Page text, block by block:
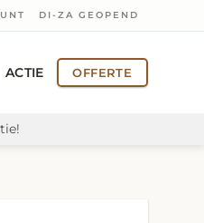
DI-ZA GEOPEND
ACTIE OFFERTE